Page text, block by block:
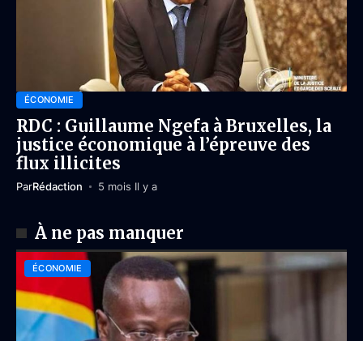
ÉCONOMIE
RDC : Guillaume Ngefa à Bruxelles, la
justice économique à l’épreuve des
flux illicites
ParRédaction 5 mois Il y a
À ne pas manquer
ÉCONOMIE